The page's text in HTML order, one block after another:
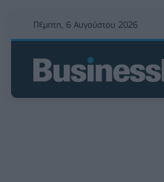
Πέμπτη, 6 Αυγούστου 2026